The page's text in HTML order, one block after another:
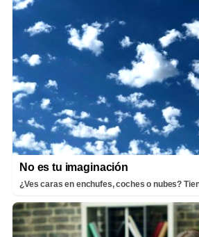
No es tu imaginación
¿Ves caras en enchufes, coches o nubes?